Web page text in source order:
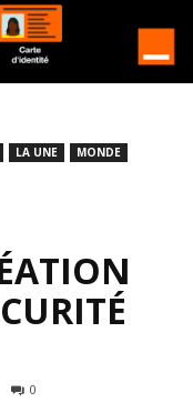
LA UNE MONDE
0